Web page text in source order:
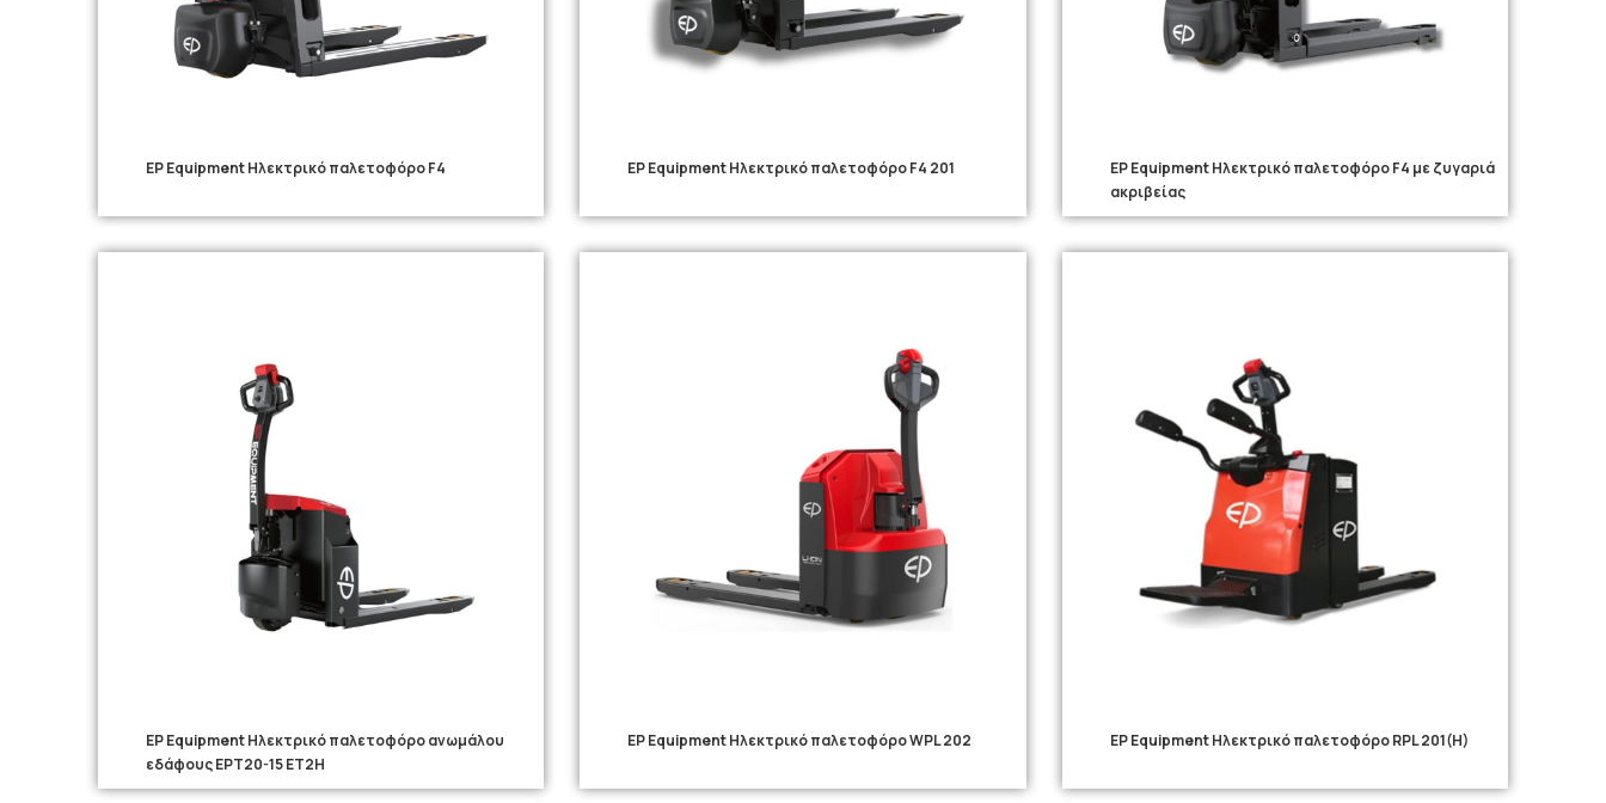
EP Equipment Ηλεκτρικό παλετοφόρο F4 EP Equipment Ηλεκτρικό παλετοφόρο F4 201
EP Equipment Ηλεκτρικό παλετοφόρο F4 με ζυγαριά
ακριβείας
EP Equipment Ηλεκτρικό παλετοφόρο ανωμάλου
εδάφους EPT20-15 ET2H
EP Equipment Ηλεκτρικό παλετοφόρο WPL 202 EP Equipment Ηλεκτρικό παλετοφόρο RPL 201(H)